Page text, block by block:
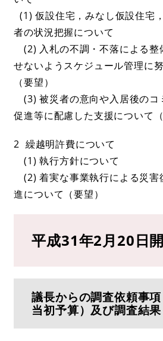
(1) 仮設住宅，みなし仮設住宅
者の状況把握について
(2) 入札の不調・不落による整
せないようスケジュール管理に
（要望）
(3) 被災者の意向や入居後のコ
促進等に配慮した支援について（
2 繰越明許費について
(1) 執行方針について
(2) 着実な事業執行による災害
進について（要望）
平成31年2月20日
議長からの調査依頼事
当初予算）及び調査結果